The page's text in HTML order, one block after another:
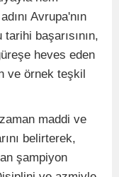
Avrupa'nın
başarısının,
heves eden
ve örnek teşkil
maddi ve
belirterek,
şampiyon